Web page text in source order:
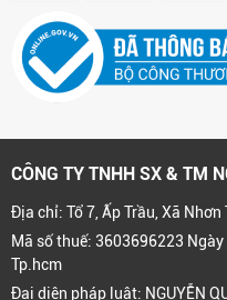
CÔNG TY TNHH SX & TM
Địa chỉ: Tổ 7, Ấp Trầu, Xã
Mã số thuế: 3603696223
Tp.hcm
Đại diện pháp luật: NGUYỄN